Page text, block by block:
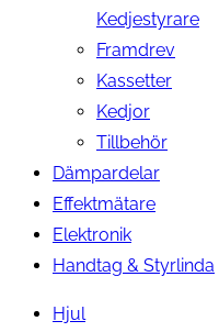
Kedjestyrare
Framdrev
Kassetter
Kedjor
Tillbehör
Dämpardelar
Effektmätare
Elektronik
Handtag & Styrlinda
Hjul